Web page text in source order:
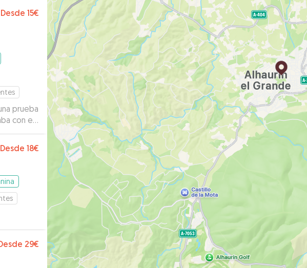
Desde 15€
prueba
con el
Desde 18€
29€